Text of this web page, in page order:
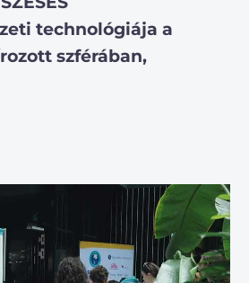
technológiája a
szférában,